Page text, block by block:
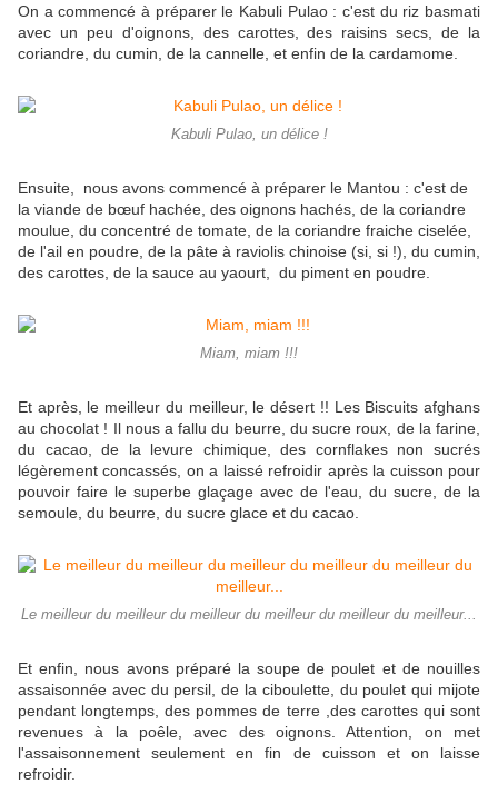
On a commencé à préparer le Kabuli Pulao : c'est du riz basmati
avec un peu d'oignons, des carottes, des raisins secs, de la
coriandre, du cumin, de la cannelle, et enfin de la cardamome.
Kabuli Pulao, un délice !
Ensuite, nous avons commencé à préparer le Mantou : c'est de
la viande de bœuf hachée, des oignons hachés, de la coriandre
moulue, du concentré de tomate, de la coriandre fraiche ciselée,
de l'ail en poudre, de la pâte à raviolis chinoise (si, si !), du cumin,
des carottes, de la sauce au yaourt, du piment en poudre.
Miam, miam !!!
Et après, le meilleur du meilleur, le désert !! Les Biscuits afghans
au chocolat ! Il nous a fallu du beurre, du sucre roux, de la farine,
du cacao, de la levure chimique, des cornflakes non sucrés
légèrement concassés, on a laissé refroidir après la cuisson pour
pouvoir faire le superbe glaçage avec de l'eau, du sucre, de la
semoule, du beurre, du sucre glace et du cacao.
Le meilleur du meilleur du meilleur du meilleur du meilleur du meilleur...
Et enfin, nous avons préparé la soupe de poulet et de nouilles
assaisonnée avec du persil, de la ciboulette, du poulet qui mijote
pendant longtemps, des pommes de terre ,des carottes qui sont
revenues à la poêle, avec des oignons. Attention, on met
l'assaisonnement seulement en fin de cuisson et on laisse
refroidir.